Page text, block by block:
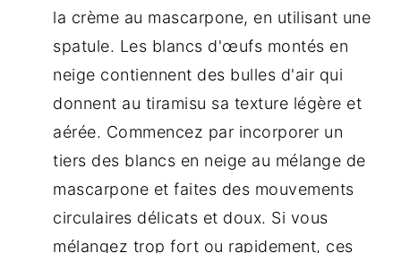
la crème au mascarpone, en utilisant une
spatule. Les blancs d'œufs montés en
neige contiennent des bulles d'air qui
donnent au tiramisu sa texture légère et
aérée. Commencez par incorporer un
tiers des blancs en neige au mélange de
mascarpone et faites des mouvements
circulaires délicats et doux. Si vous
mélangez trop fort ou rapidement, ces